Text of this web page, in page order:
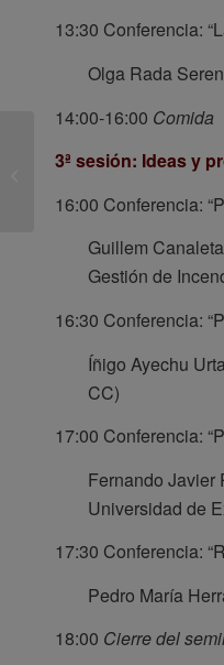
13:30 Conferencia:
Olga Rada
14:00-16:00 Comida
3ª sesión: Ideas y
16:00 Conferencia:
Guillem
Gestión de
16:30 Conferencia:
Íñigo Ayechu
CC)
17:00 Conferencia:
Fernando Javier
Universidad de
17:30 Conferencia:
Pedro María
18:00 Cierre del
“CONECTADOS:
PAISAJE Y CINER...